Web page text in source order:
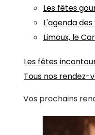
Les fêtes
L'agenda
Limoux, le
Les fêtes
Tous nos rendez-
Vos prochains